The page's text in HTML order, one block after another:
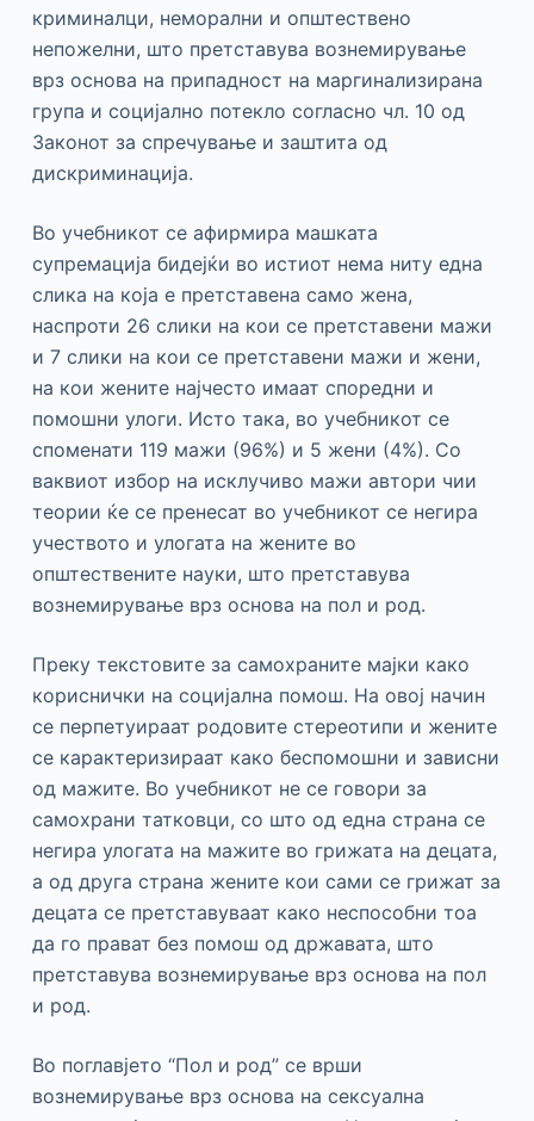
криминалци, неморални и општествено
непожелни, што претставува вознемирување
врз основа на припадност на маргинализирана
група и социјално потекло согласно чл. 10 од
Законот за спречување и заштита од
дискриминација.
Во учебникот се афирмира машката
супремација бидејќи во истиот нема ниту една
слика на која е претставена само жена,
наспроти 26 слики на кои се претставени мажи
и 7 слики на кои се претставени мажи и жени,
на кои жените најчесто имаат споредни и
помошни улоги. Исто така, во учебникот се
споменати 119 мажи (96%) и 5 жени (4%). Со
ваквиот избор на исклучиво мажи автори чии
теории ќе се пренесат во учебникот се негира
учеството и улогата на жените во
општествените науки, што претставува
вознемирување врз основа на пол и род.
Преку текстовите за самохраните мајки како
кориснички на социјална помош. На овој начин
се перпетуираат родовите стереотипи и жените
се карактеризираат како беспомошни и зависни
од мажите. Во учебникот не се говори за
самохрани татковци, со што од една страна се
негира улогата на мажите во грижата на децата,
а од друга страна жените кои сами се грижат за
децата се претставуваат како неспособни тоа
да го прават без помош од државата, што
претставува вознемирување врз основа на пол
и род.
Во поглавјето “Пол и род” се врши
вознемирување врз основа на сексуална